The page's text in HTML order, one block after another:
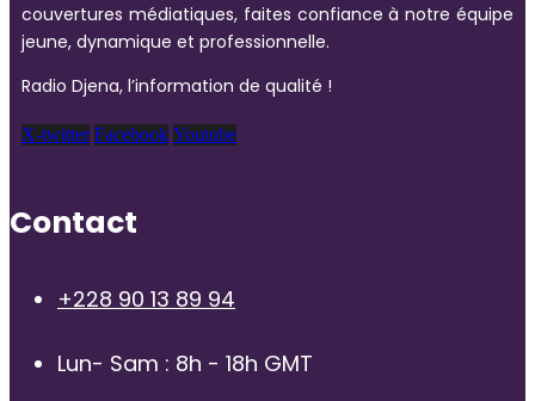
couvertures médiatiques, faites confiance à notre équipe
jeune, dynamique et professionnelle.
Radio Djena, l’information de qualité !
X-twitter Facebook Youtube
Contact
+228 90 13 89 94
Lun- Sam : 8h - 18h GMT